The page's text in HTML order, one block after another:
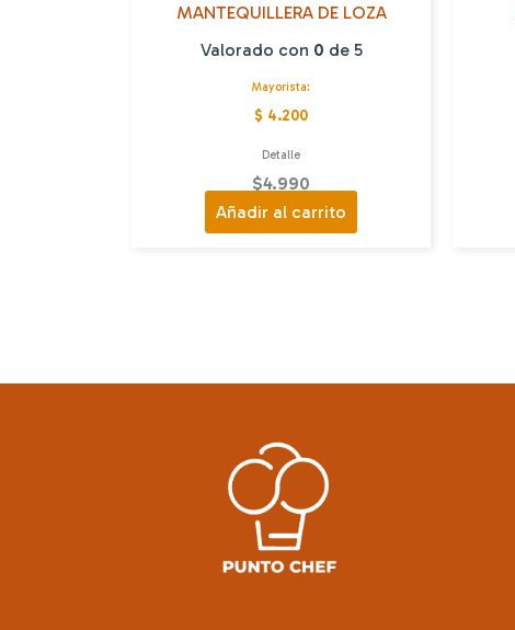
MANTEQUILLERA DE LOZA
Valorado con 0 de 5
Mayorista:
$ 4.200
Detalle
$4.990
Añadir al carrito